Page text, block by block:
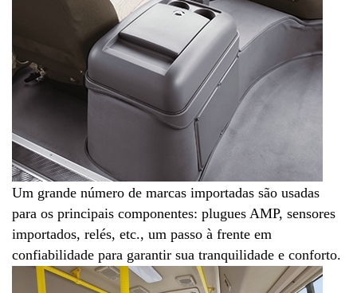
Um grande número de marcas importadas são usadas
para os principais componentes: plugues AMP, sensores
importados, relés, etc., um passo à frente em
confiabilidade para garantir sua tranquilidade e conforto.